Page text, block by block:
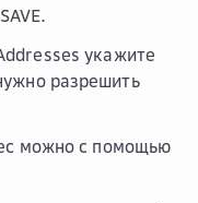
SAVE.
укажите
разрешить
можно с помощью